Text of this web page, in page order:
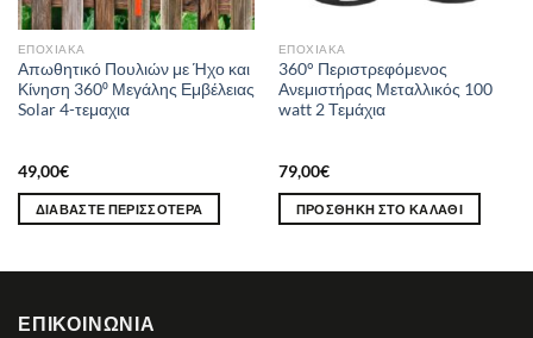
ΕΠΟΧΙΑΚΆ
Απωθητικό Πουλιών με Ήχο και
Κίνηση 360⁰ Μεγάλης Εμβέλειας
Solar 4-τεμαχια
49,00€
ΔΙΑΒΆΣΤΕ ΠΕΡΙΣΣΌΤΕΡΑ
ΕΠΟΧΙΑΚΆ
360° Περιστρεφόμενος
Ανεμιστήρας Μεταλλικός 100
watt 2 Τεμάχια
79,00€
ΠΡΟΣΘΉΚΗ ΣΤΟ ΚΑΛΆΘΙ
ΕΠΙΚΟΙΝΩΝΊΑ